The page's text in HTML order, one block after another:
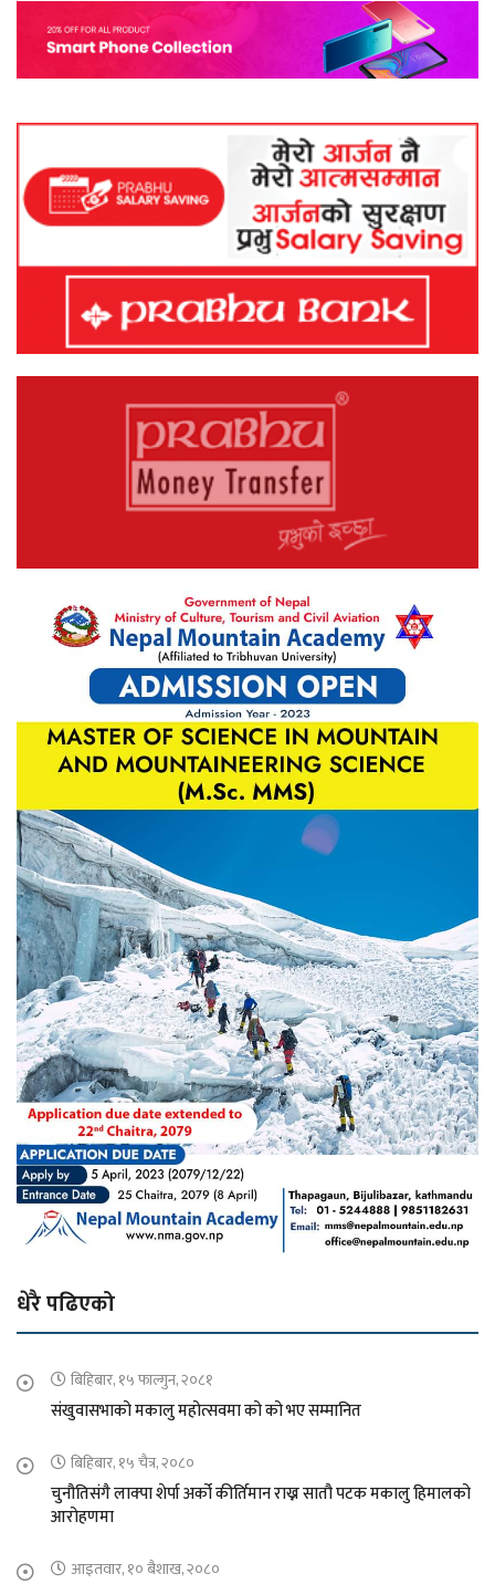
धेरै पढिएको
बिहिबार, १५ फाल्गुन, २०८१
संखुवासभाको मकालु महोत्सवमा को को भए सम्मानित
बिहिबार, १५ चैत्र, २०८०
चुनौतिसंगै लाक्पा शेर्पा अर्को कीर्तिमान राख्न सातौ पटक मकालु हिमालको
आरोहणमा
आइतवार, १० बैशाख, २०८०